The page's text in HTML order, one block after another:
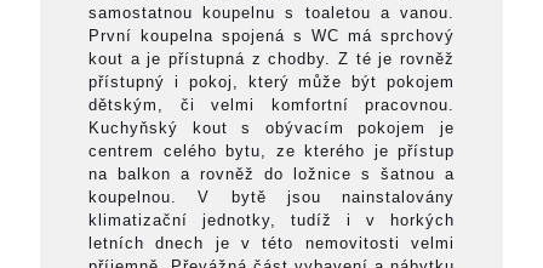
samostatnou koupelnu s toaletou a vanou.
První koupelna spojená s WC má sprchový
kout a je přístupná z chodby. Z té je rovněž
přístupný i pokoj, který může být pokojem
dětským, či velmi komfortní pracovnou.
Kuchyňský kout s obývacím pokojem je
centrem celého bytu, ze kterého je přístup
na balkon a rovněž do ložnice s šatnou a
koupelnou. V bytě jsou nainstalovány
klimatizační jednotky, tudíž i v horkých
letních dnech je v této nemovitosti velmi